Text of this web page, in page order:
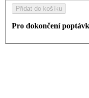
Přidat do košíku
Pro dokončení